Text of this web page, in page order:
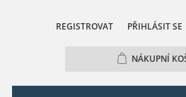
REGISTROVAT PŘIHLÁSIT SE
NÁKUPNÍ